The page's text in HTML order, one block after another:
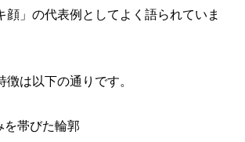
顔」の代表例としてよく語られていま
徴は以下の通りです。
を帯びた輪郭